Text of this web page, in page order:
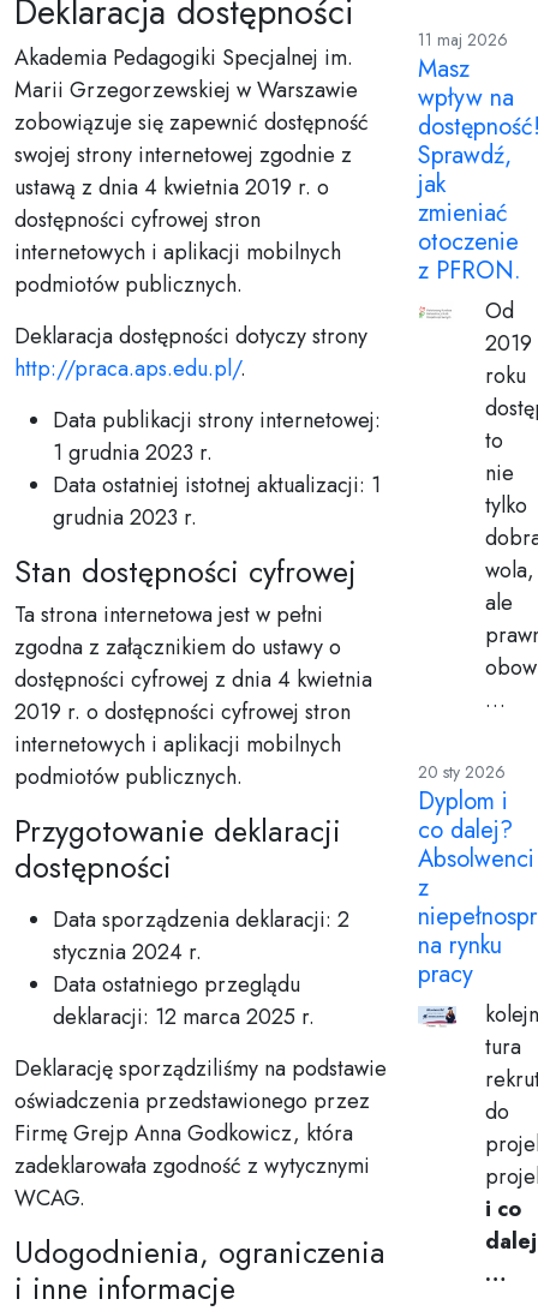
Deklaracja dostępności
Akademia Pedagogiki Specjalnej im.
Marii Grzegorzewskiej w Warszawie
zobowiązuje się zapewnić dostępność
swojej strony internetowej zgodnie z
ustawą z dnia 4 kwietnia 2019 r. o
dostępności cyfrowej stron
internetowych i aplikacji mobilnych
podmiotów publicznych.
Deklaracja dostępności dotyczy strony
http://praca.aps.edu.pl/.
Data publikacji strony internetowej:
1 grudnia 2023 r.
Data ostatniej istotnej aktualizacji: 1
grudnia 2023 r.
Stan dostępności cyfrowej
Ta strona internetowa jest w pełni
zgodna z załącznikiem do ustawy o
dostępności cyfrowej z dnia 4 kwietnia
2019 r. o dostępności cyfrowej stron
internetowych i aplikacji mobilnych
podmiotów publicznych.
Przygotowanie deklaracji
dostępności
Data sporządzenia deklaracji: 2
stycznia 2024 r.
Data ostatniego przeglądu
deklaracji: 12 marca 2025 r.
Deklarację sporządziliśmy na podstawie
oświadczenia przedstawionego przez
Firmę Grejp Anna Godkowicz, która
zadeklarowała zgodność z wytycznymi
WCAG.
Udogodnienia, ograniczenia
i inne informacje
11 maj 2026
Masz
wpływ na
Sprawdź,
jak
zmieniać
otoczenie
z PFRON.
Od
2019
roku
to
nie
tylko
wola,
ale
…
20 sty 2026
Dyplom i
co dalej?
Absolwenci
z
na rynku
pracy
tura
do
i co
…